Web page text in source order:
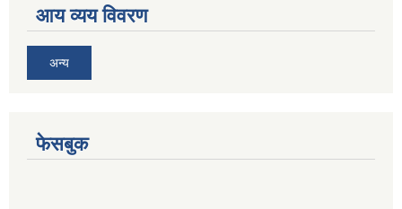
आय व्यय विवरण
अन्य
फेसबुक